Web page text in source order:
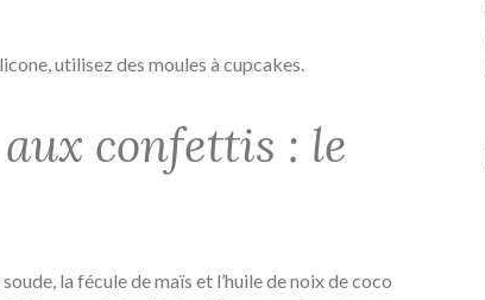
utilisez des moules à cupcakes.
confettis : le
la fécule de maïs et l’huile de noix de coco